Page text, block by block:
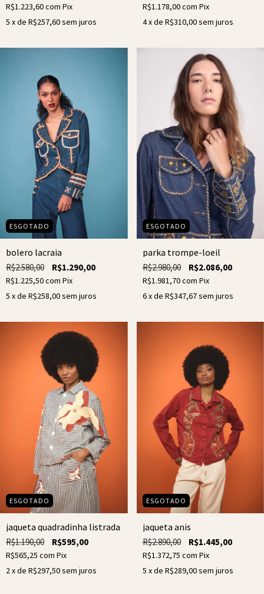
R$1.223,60com Pix
5 x de R$257,60sem juros
R$1.178,00com Pix
4x de R$310,00sem juros
ESGOTADO
bolero lacraia
R$2.580,00 R$1.290,00
R$1.225,50com Pix
5 x de R$258,00sem juros
ESGOTADO
parka trompe-loeil
R$2.980,00 R$2.086,00
R$1.981,70com Pix
6x de R$347,67sem juros
ESGOTADO
jaqueta quadradinha listrada
R$1.190,00 R$595,00
R$565,25 com Pix
2x de R$297,50sem juros
ESGOTADO
jaqueta anis
R$2.890,00 R$1.445,00
R$1.372,75 com Pix
5 x de R$289,00sem juros